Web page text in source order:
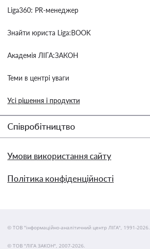
Liga360: PR-менеджер
Знайти юриста Liga:BOOK
Академія ЛІГА:ЗАКОН
Теми в центрі уваги
Усі рішення і продукти
Співробітництво
Умови використання сайту
Політика конфіденційності
© ТОВ "інформаційно-аналітичний центр ЛІГА", 1991-2026.
© ТОВ "ЛІГА ЗАКОН", 2007-2026.